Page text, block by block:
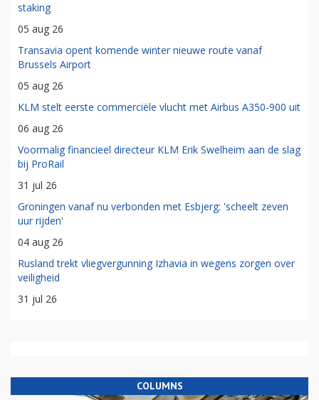
staking
05 aug 26
Transavia opent komende winter nieuwe route vanaf
Brussels Airport
05 aug 26
KLM stelt eerste commerciële vlucht met Airbus A350-900 uit
06 aug 26
Voormalig financieel directeur KLM Erik Swelheim aan de slag
bij ProRail
31 jul 26
Groningen vanaf nu verbonden met Esbjerg: 'scheelt zeven
uur rijden'
04 aug 26
Rusland trekt vliegvergunning Izhavia in wegens zorgen over
veiligheid
31 jul 26
COLUMNS